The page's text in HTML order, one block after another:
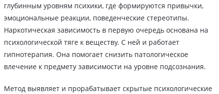
глубинным уровням психики, где формируются привычки,
эмоциональные реакции, поведенческие стереотипы.
Наркотическая зависимость в первую очередь основана на
психологической тяге к веществу. С ней и работает
гипнотерапия. Она помогает снизить патологическое
влечение к предмету зависимости на уровне подсознания.
Метод выявляет и прорабатывает скрытые психологические